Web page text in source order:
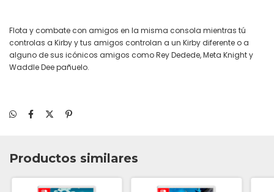
Flota y combate con amigos en la misma consola mientras tú
controlas a Kirby y tus amigos controlan a un Kirby diferente o a
alguno de sus icónicos amigos como Rey Dedede, Meta Knight y
Waddle Dee pañuelo.
Productos similares